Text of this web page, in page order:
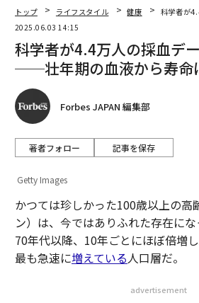
トップ ライフスタイル 健康
科学者が
2025.06.03 14:15
科学者が4.4万人の採血デ
──壮年期の血液から寿命
Forbes JAPAN 編集部
著者フォロー 記事を保存
Getty Images
かつては珍しかった100歳以上の高
ン）は、今ではありふれた存在に
70年代以降、10年ごとにほぼ倍増
最も急速に増えている人口層だ。
advertisement